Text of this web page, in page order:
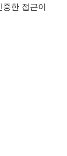
한 접근이